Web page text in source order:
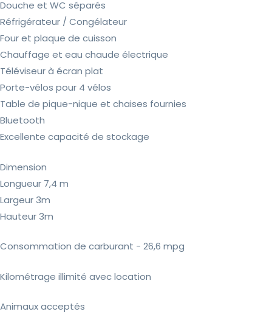
Douche et WC séparés
Réfrigérateur / Congélateur
Four et plaque de cuisson
Chauffage et eau chaude électrique
Téléviseur à écran plat
Porte-vélos pour 4 vélos
Table de pique-nique et chaises fournies
Bluetooth
Excellente capacité de stockage
Dimension
Longueur 7,4 m
Largeur 3m
Hauteur 3m
Consommation de carburant - 26,6 mpg
Kilométrage illimité avec location
Animaux acceptés